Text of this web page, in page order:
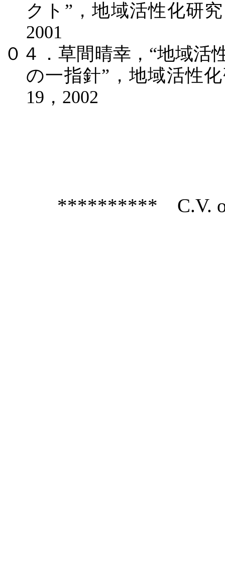
クト ” ，地域活性化研
2001
０４．草間晴幸， “地域活
の一指針” ，地域活性
19 ， 2002
********** C.V.